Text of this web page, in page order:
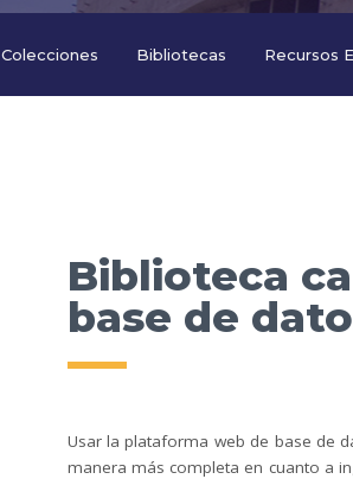
Colecciones Bibliotecas Recursos
Biblioteca
base de
Usar la plataforma web de base de
manera más completa en cuanto a